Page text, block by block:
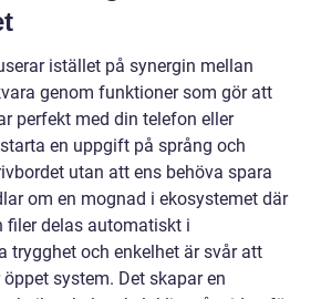
istället på synergin mellan
genom funktioner som gör att
perfekt med din telefon eller
en uppgift på språng och
utan att ens behöva spara
om en mognad i ekosystemet där
filer delas automatiskt i
trygghet och enkelhet är svår att
system. Det skapar en